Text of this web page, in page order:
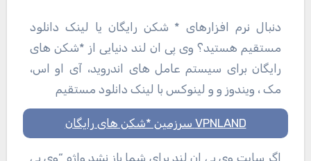
دنبال نرم افزارهای * شکن رایگان یا لینک دانلود
مستقیم هستید؟ وی پی ان لند دنیایی از *شکن های
رایگان برای سیستم عامل های اندروید، آی او اس،
مک ، ویندوز و و لینوکس با لینک دانلود مستقیم
VPNLAND سرزمین *شکن های رایگان
اگر سایت وی پی ان لند برای شما باز نشد واژه “وی پی